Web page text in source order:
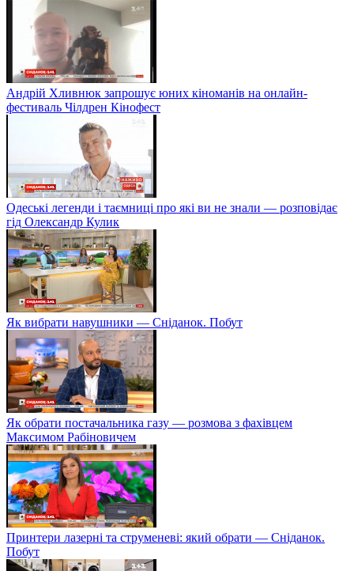
Андрій Хливнюк запрошує юних кіноманів на онлайн-
фестиваль Чілдрен Кінофест
Одеські легенди і таємниці про які ви не знали — розповідає
гід Олександр Кулик
Як вибрати навушники — Сніданок. Побут
Як обрати постачальника газу — розмова з фахівцем
Максимом Рабіновичем
Принтери лазерні та струменеві: який обрати — Сніданок.
Побут